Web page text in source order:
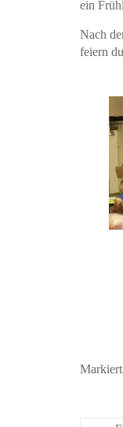
ein
Nach
feiern